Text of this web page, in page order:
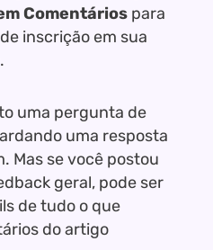
Comentários para
inscrição em sua
uma pergunta de
uma resposta
Mas se você postou
geral, pode ser
de tudo o que
do artigo